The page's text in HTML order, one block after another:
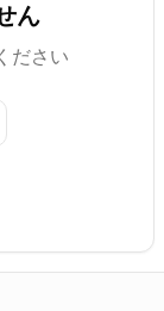
ん
ださい